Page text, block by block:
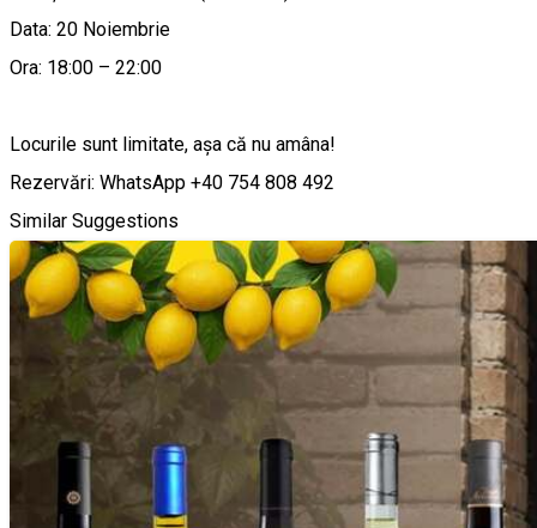
Data: 20 Noiembrie
Ora: 18:00 – 22:00
Locurile sunt limitate, așa că nu amâna!
Rezervări: WhatsApp +40 754 808 492
Similar Suggestions